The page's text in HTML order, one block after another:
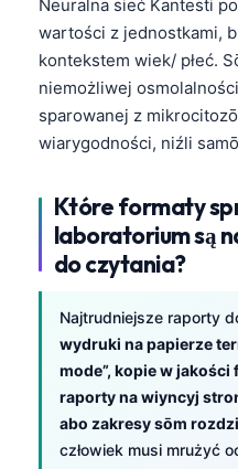
Neuralna sieć Kantesti
wartości z jednostkami,
kontekstem wiek/ płeć.
niemożliwej
sparowanej z
wiarygodności, niźli
Które formaty
laboratorium są
do czytania?
Najtrudniejsze raporty
wydruki na papierze
mode”, kopie w
raporty na wiyncyj
abo zakresy sōm
człowiek musi mrużyć
සිංහල
অসমীয়া
Latviešu valoda
Македонски јазик
Euskara
Gàidhlig
Occitan
Afrikaans
Монгол
ພາສາລາວ
Basa Jawa